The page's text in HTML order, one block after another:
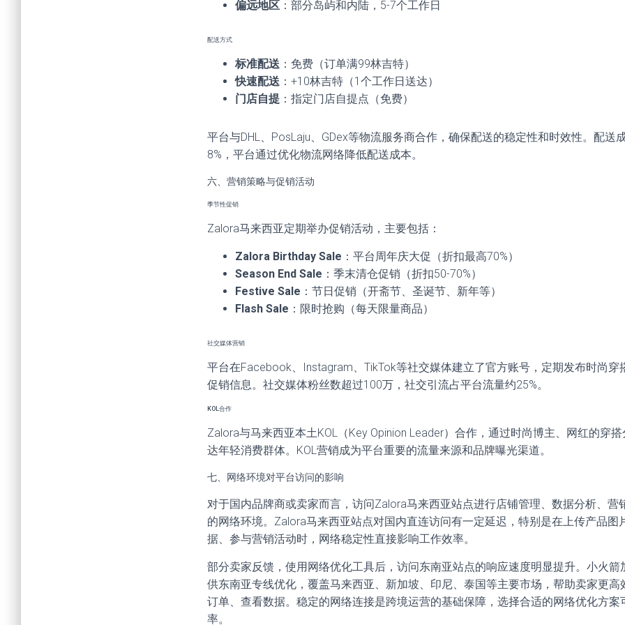
偏远地区 ：部分岛屿和内陆，5-7个工作日
配送方式
标准配送 ：免费（订单满99林吉特）
快速配送 ：+10林吉特（1个工作日送达）
门店自提 ：指定门店自提点（免费）
平台与DHL、PosLaju、GDex等物流服务商合作，确保配送的稳定性和时效性。配送
8%，平台通过优化物流网络降低配送成本。
六、营销策略与促销活动
季节性促销
Zalora马来西亚定期举办促销活动，主要包括：
Zalora Birthday Sale ：平台周年庆大促（折扣最高70%）
Season End Sale ：季末清仓促销（折扣50-70%）
Festive Sale ：节日促销（开斋节、圣诞节、新年等）
Flash Sale ：限时抢购（每天限量商品）
社交媒体营销
平台在Facebook、Instagram、TikTok等社交媒体建立了官方账号，定期发布时尚穿
促销信息。社交媒体粉丝数超过100万，社交引流占平台流量约25%。
KOL合作
Zalora与马来西亚本土KOL（Key Opinion Leader）合作，通过时尚博主、网红的穿
达年轻消费群体。KOL营销成为平台重要的流量来源和品牌曝光渠道。
七、网络环境对平台访问的影响
对于国内品牌商或卖家而言，访问Zalora马来西亚站点进行店铺管理、数据分析、营
的网络环境。Zalora马来西亚站点对国内直连访问有一定延迟，特别是在上传产品图
据、参与营销活动时，网络稳定性直接影响工作效率。
部分卖家反馈，使用网络优化工具后，访问东南亚站点的响应速度明显提升。小火箭
供东南亚专线优化，覆盖马来西亚、新加坡、印尼、泰国等主要市场，帮助卖家更高
订单、查看数据。稳定的网络连接是跨境运营的基础保障，选择合适的网络优化方案
率。